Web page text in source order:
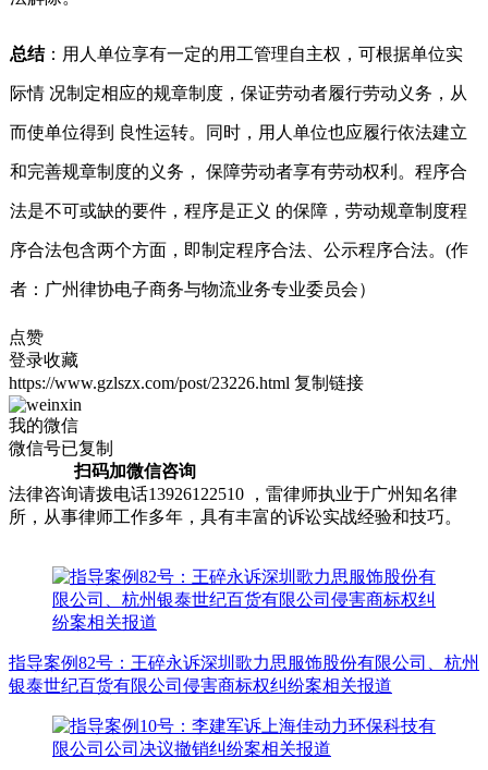
总结：用人单位享有一定的用工管理自主权，可根据单位实
际情 况制定相应的规章制度，保证劳动者履行劳动义务，从
而使单位得到 良性运转。同时，用人单位也应履行依法建立
和完善规章制度的义务， 保障劳动者享有劳动权利。程序合
法是不可或缺的要件，程序是正义 的保障，劳动规章制度程
序合法包含两个方面，即制定程序合法、公示程序合法。(作
者：广州律协电子商务与物流业务专业委员会）
点赞
登录收藏
https://www.gzlszx.com/post/23226.html 复制链接
我的微信
微信号已复制
扫码加微信咨询
法律咨询请拨电话13926122510 ，雷律师执业于广州知名律
所，从事律师工作多年，具有丰富的诉讼实战经验和技巧。
指导案例82号：王碎永诉深圳歌力思服饰股份有限公司、杭州
银泰世纪百货有限公司侵害商标权纠纷案相关报道